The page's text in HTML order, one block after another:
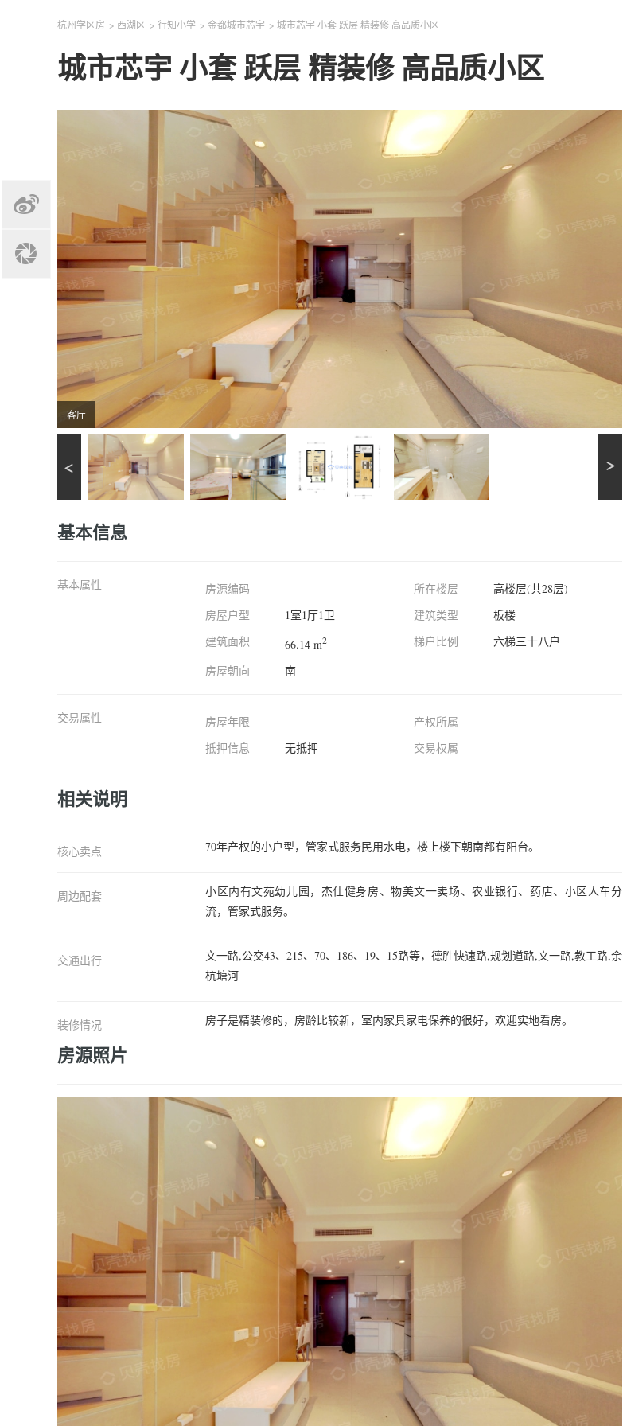
杭州学区房 > 西湖区 > 行知小学 > 金都城市芯宇 > 城市芯宇 小套 跃层 精装修 高品质小区
城市芯宇 小套 跃层 精装修 高品质小区
客厅
基本信息
基本属性
房源编码
房屋户型
1室1厅1卫
建筑面积
66.14 m2
房屋朝向 南
所在楼层
高楼层(共28层)
建筑类型
板楼
梯户比例
六梯三十八户
交易属性
房屋年限
抵押信息
无抵押
产权所属
交易权属
相关说明
核心卖点 70年产权的小户型，管家式服务民用水电，楼上楼下朝南都有阳台。
周边配套
小区内有文苑幼儿园，杰仕健身房、物美文一卖场、农业银行、药店、小区人车分
流，管家式服务。
交通出行
文一路,公交43、215、70、186、19、15路等，德胜快速路,规划道路,文一路,教工路,余
杭塘河
装修情况 房子是精装修的，房龄比较新，室内家具家电保养的很好，欢迎实地看房。
房源照片